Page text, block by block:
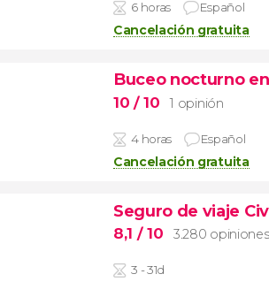
6 horas Español
Cancelación gratuita
Buceo nocturno
10 / 10 1 opinión
4 horas Español
Cancelación gratuita
Seguro de viaje
8,1 / 10 3.280 opiniones
3 - 31d